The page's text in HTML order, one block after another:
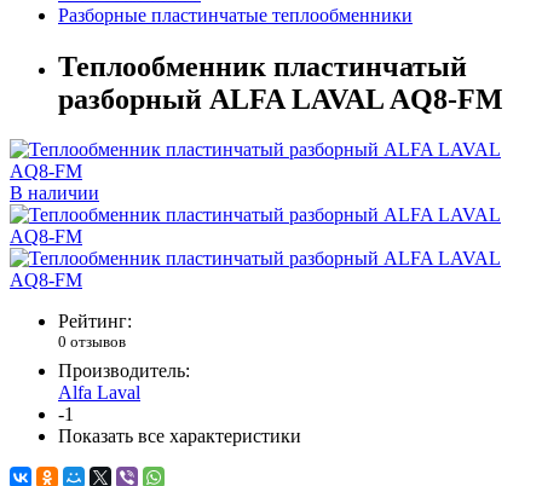
Разборные пластинчатые теплообменники
Теплообменник пластинчатый
разборный ALFA LAVAL AQ8-FM
В наличии
Рейтинг:
0 отзывов
Производитель:
Alfa Laval
-1
Показать все характеристики